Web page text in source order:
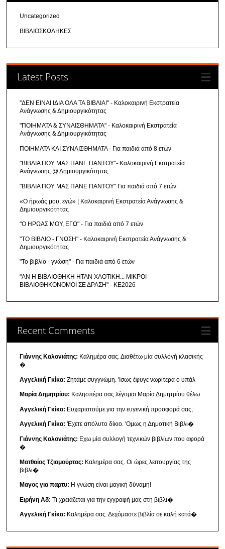
Uncategorized
ΒΙΒΛΙΟΣΚΩΛΗΚΕΣ
Latest Posts
"ΔΕΝ ΕΙΝΑΙ ΙΔΙΑ ΟΛΑ ΤΑ ΒΙΒΛΙΑ!" - Καλοκαιρινή Εκστρατεία
Ανάγνωσης & Δημιουργικότητας
"ΠΟΙΗΜΑΤΑ & ΣΥΝΑΙΣΘΗΜΑΤΑ" - Καλοκαιρινή Εκστρατεία
Ανάγνωσης & Δημιουργικότητας
ΠΟΙΗΜΑΤΑ ΚΑΙ ΣΥΝΑΙΣΘΗΜΑΤΑ - Για παιδιά από 8 ετών
"ΒΙΒΛΙΑ ΠΟΥ ΜΑΣ ΠΑΝΕ ΠΑΝΤΟΥ"- Καλοκαιρινή Εκστρατεία
Ανάγνωσης @ Δημιουργικότητας
"ΒΙΒΛΙΑ ΠΟΥ ΜΑΣ ΠΑΝΕ ΠΑΝΤΟΥ" Για παιδιά από 7 ετών
«Ο ήρωάς μου, εγώ» | Καλοκαιρινή Εκστρατεία Ανάγνωσης &
Δημιουργικότητας
"Ο ΗΡΩΑΣ ΜΟΥ, ΕΓΩ" - Για παιδιά από 7 ετών
"ΤΟ ΒΙΒΛΙΟ - ΓΝΩΣΗ" - Καλοκαιρινή Εκστρατεία Ανάγνωσης &
Δημιουργικότητας
"Το βιβλίο - γνώση" - Για παιδιά από 6 ετών
"ΑΝ Η ΒΙΒΛΙΟΘΗΚΗ ΗΤΑΝ ΧΑΟΤΙΚΗ... ΜΙΚΡΟΙ
ΒΙΒΛΙΟΘΗΚΟΝΟΜΟΙ ΣΕ ΔΡΑΣΗ" - ΚΕ2026
Recent Comments
Γιάννης Καλονιάτης: Καλημέρα σας. Διαθέτω μία συλλογή κλασικής
�
Αγγελική Γκίκα: Ζητάμε συγγνώμη. 'Ισως έφυγε νωρίτερα ο υπάλ
Μαρία Δημητρίου: Καλησπέρα σας λέγομαι Μαρία Δημητρίου θέλω
Αγγελική Γκίκα: Ευχαριστούμε για την ευγενική προσφορά σας,
Αγγελική Γκίκα: 'Εχετε απόλυτο δίκιο. 'Ομως η Δημοτική Βιβλι�
Γιάννης Καλονιάτης: Εχω μία συλλογή τεχνικών βιβλίων που αφορά
�
Ματθαίος Τζιαμούρτας: Καλημέρα σας. Οι ώρες λειτουργίας της
βιβλι�
Μαγος για παρτυ: Η γνώση είναι μαγική δύναμη!
Ειρήνη Αδ: Τι χρειάζεται για την εγγραφή μας στη βιβλι�
Αγγελική Γκίκα: Καλημέρα σας. Δεχόμαστε βιβλία σε καλή κατά�